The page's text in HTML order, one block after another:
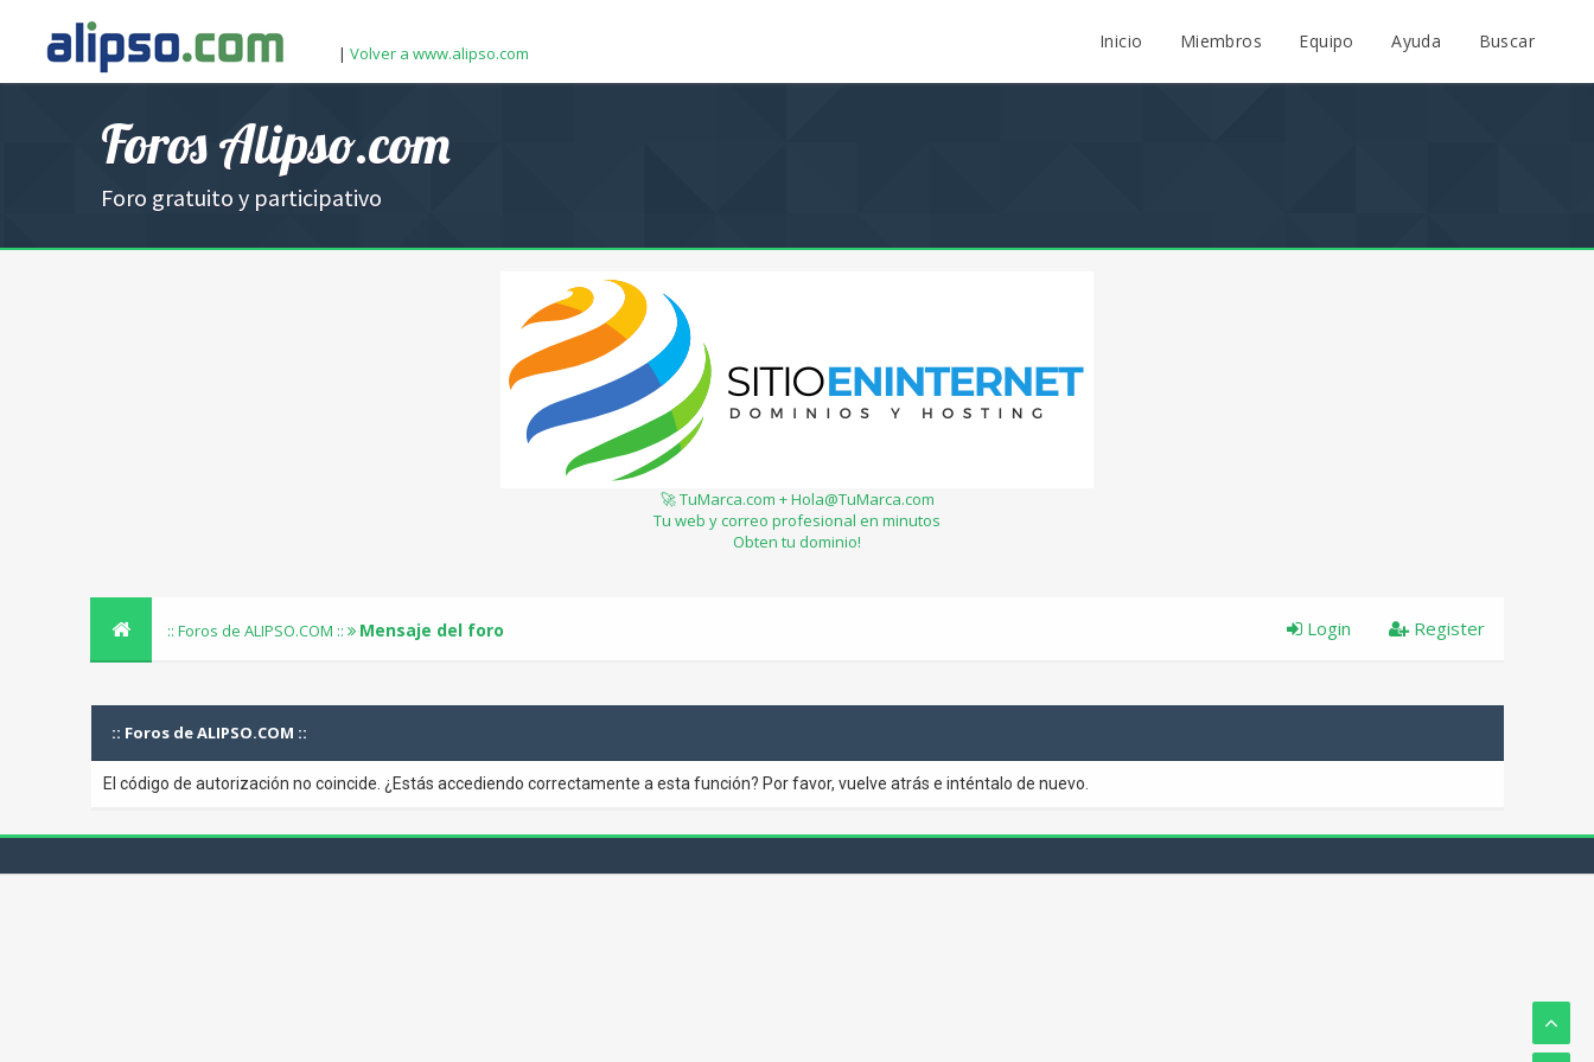
| Volver a www.alipso.com
Inicio Miembros Equipo Ayuda Buscar
Foros Alipso.com
Foro gratuito y participativo
🚀 TuMarca.com + Hola@TuMarca.com
Tu web y correo profesional en minutos
Obten tu dominio!
:: Foros de ALIPSO.COM :: Mensaje del foro Register
Login
:: Foros de ALIPSO.COM ::
El código de autorización no coincide. ¿Estás accediendo correctamente a esta función? Por favor, vuelve atrás e inténtalo de nuevo.